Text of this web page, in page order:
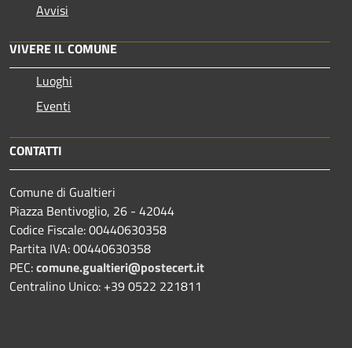
Avvisi
VIVERE IL COMUNE
Luoghi
Eventi
CONTATTI
Comune di Gualtieri
Piazza Bentivoglio, 26 - 42044
Codice Fiscale: 00440630358
Partita IVA: 00440630358
PEC:comune.gualtieri@postecert.it
Centralino Unico: +39 0522 221811